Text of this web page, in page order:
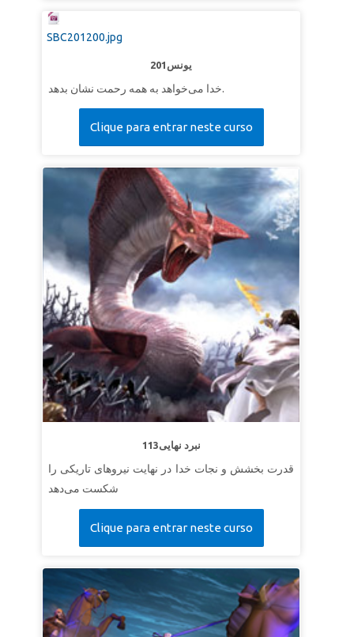
SBC201200.jpg
201یونس
خدا می‌خواهد به همه رحمت نشان بدهد.
Clique para entrar neste curso
113نبرد نهایی
قدرت بخشش و نجات خدا در نهایت نیروهای تاریکی را
شکست می‌دهد
Clique para entrar neste curso